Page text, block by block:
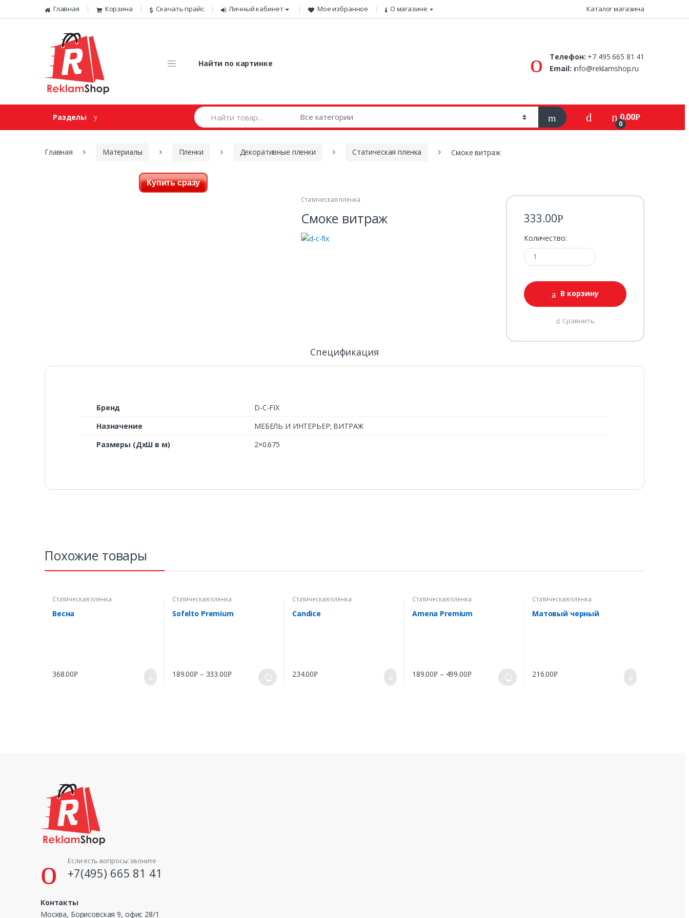
Перейти к навигации
Skip to content Главная Корзина Скачать прайс Личный кабинет Мое избранное О магазине Каталог магазина
Найти по картинке
Телефон: +7 495 665 81 41
Email: info@reklamshop.ru
Разделы
И
щ
е
0
0.00Р
Главная Материалы Пленки Декоративные пленки Статическая пленка Смоке витраж
Купить сразу
Статическая пленка
Смоке витраж 333.00Р
Количество:
В корзину
Сравнить
Спецификация
Бренд
D-C-FIX
Назначение
МЕБЕЛЬ И ИНТЕРЬЕР; ВИТРАЖ
Размеры (ДхШ в м)
2×0.675
Похожие товары
Статическая пленка
Весна
368.00Р
Статическая пленка
Sofelto Premium
189.00Р – 333.00Р
Статическая пленка
Candice
234.00Р
Статическая пленка
Amena Premium
189.00Р – 499.00Р
Статическая пленка
Матовый черный
216.00Р
Если есть вопросы: звоните
+7(495) 665 81 41
Контакты
Москва, Борисовская 9, офис 28/1